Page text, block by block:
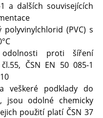
a dalších souvisejících
(PVC) s
proti šíření
ČSN EN 50 085-1
veškeré podklady do
jsou odolné chemicky
použití platí ČSN 37